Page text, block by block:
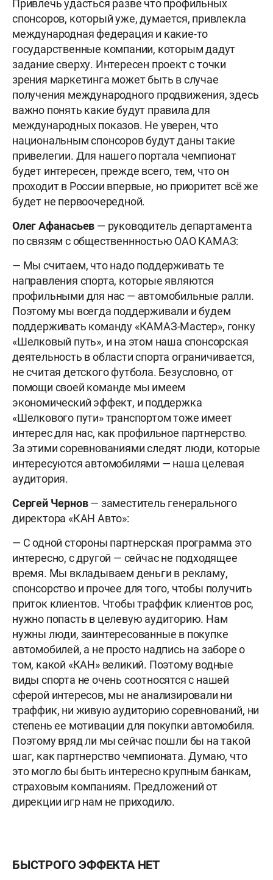
Привлечь удасться разве что профильных
спонсоров, который уже, думается, привлекла
международная федерация и какие-то
государственные компании, которым дадут
задание сверху. Интересен проект с точки
зрения маркетинга может быть в случае
получения международного продвижения, здесь
важно понять какие будут правила для
международных показов. Не уверен, что
национальным спонсоров будут даны такие
привелегии. Для нашего портала чемпионат
будет интересен, прежде всего, тем, что он
проходит в России впервые, но приоритет всё же
будет не первоочередной.
Олег Афанасьев — руководитель департамента
по связям с общественнностью ОАО КАМАЗ:
— Мы считаем, что надо поддерживать те
направления спорта, которые являются
профильными для нас — автомобильные ралли.
Поэтому мы всегда поддерживали и будем
поддерживать команду «КАМАЗ-Мастер», гонку
«Шелковый путь», и на этом наша спонсорская
деятельность в области спорта ограничивается,
не считая детского футбола. Безусловно, от
помощи своей команде мы имеем
экономический эффект, и поддержка
«Шелкового пути» транспортом тоже имеет
интерес для нас, как профильное партнерство.
За этими соревнованиями следят люди, которые
интересуются автомобилями — наша целевая
аудитория.
Сергей Чернов— заместитель генерального
директора «КАН Авто»:
— С одной стороны партнерская программа это
интересно, с другой — сейчас не подходящее
время. Мы вкладываем деньги в рекламу,
спонсорство и прочее для того, чтобы получить
приток клиентов. Чтобы траффик клиентов рос,
нужно попасть в целевую аудиторию. Нам
нужны люди, заинтересованные в покупке
автомобилей, а не просто надпись на заборе о
том, какой «КАН» великий. Поэтому водные
виды спорта не очень соотносятся с нашей
сферой интересов, мы не анализировали ни
траффик, ни живую аудиторию соревнований, ни
степень ее мотивации для покупки автомобиля.
Поэтому вряд ли мы сейчас пошли бы на такой
шаг, как партнерство чемпионата. Думаю, что
это могло бы быть интересно крупным банкам,
страховым компаниям. Предложений от
дирекции игр нам не приходило.
БЫСТРОГО ЭФФЕКТА НЕТ